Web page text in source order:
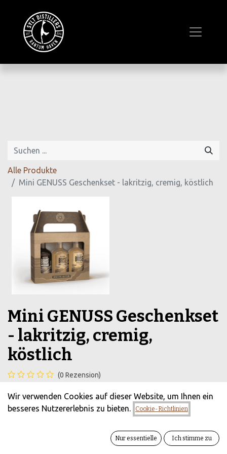
Alle Produkte
Mini GENUSS Geschenkset - lakritzig, cremig, köstlich
Mini GENUSS Geschenkset
- lakritzig, cremig,
köstlich
(0 Rezension)
eine Genießerkombination aus Sylter BRISE Lakritzlikör,
Sylter BRISE Fudge Karamelllikör und Sylter BRISE
zzgl. VersandkostenAlle Preise inkl.
Wir verwenden Cookies auf dieser Website, um Ihnen ein
besseres Nutzererlebnis zu bieten.
Cookie-Richtlinien
Nur essentielle Ich stimme zu